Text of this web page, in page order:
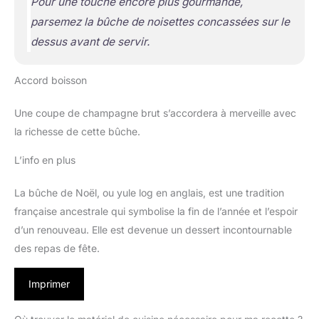
parsemez la bûche de noisettes concassées sur le
dessus avant de servir.
Accord boisson
Une coupe de champagne brut s’accordera à merveille avec
la richesse de cette bûche.
L’info en plus
La bûche de Noël, ou yule log en anglais, est une tradition
française ancestrale qui symbolise la fin de l’année et l’espoir
d’un renouveau. Elle est devenue un dessert incontournable
des repas de fête.
Imprimer